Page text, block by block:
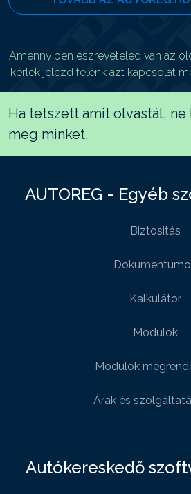
Amennyiben észrevételed van az
kérlek jelezd felénk azt kapcsolat
Ha tetszett amit olvastál, ne
meg minket.
AUTOREG - Egyéb
Biztositás
Kalkulátor
Modulok
Modulok
Árak és
Autókereskedő